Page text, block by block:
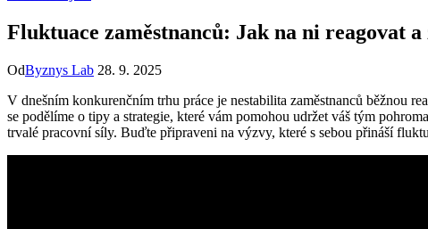
Fluktuace zaměstnanců: Jak na ni reagovat
OdByznys Lab 28. 9. 2025
V dnešním konkurenčním trhu práce je nestabilita zaměstnanců běžnou
se podělíme o tipy a strategie, které vám pomohou udržet váš tým
trvalé pracovní síly. Buďte připraveni na výzvy, které s sebou přináší